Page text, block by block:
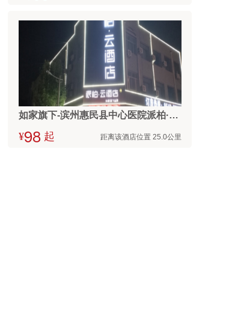
如家旗下-滨州惠民县中心医院派柏·云酒店
¥ 起 距离该酒店位置 25.0公里